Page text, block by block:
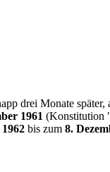
drei Monate später,
1961 (Konstitution
bis zum 8.